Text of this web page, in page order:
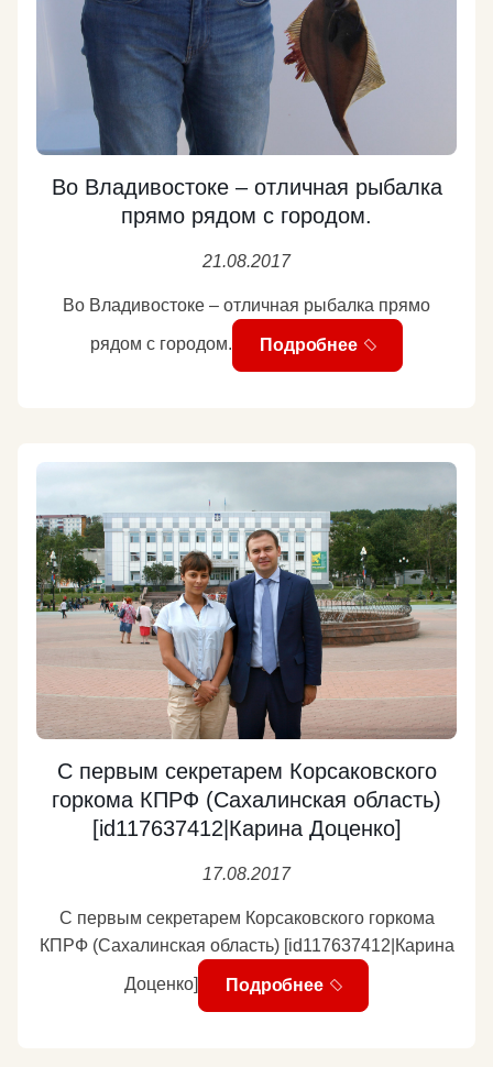
Во Владивостоке – отличная рыбалка
прямо рядом с городом.
21.08.2017
Во Владивостоке – отличная рыбалка прямо
рядом с городом. Подробнее
С первым секретарем Корсаковского
горкома КПРФ (Сахалинская область)
[id117637412|Карина Доценко]
17.08.2017
С первым секретарем Корсаковского горкома
КПРФ (Сахалинская область) [id117637412|Карина
Доценко] Подробнее